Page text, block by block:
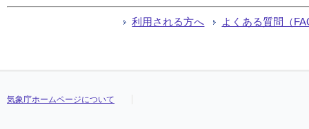
利用される方へ よくある質問（
気象庁ホームページについて